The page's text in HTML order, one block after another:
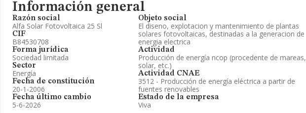
Información general
Razón social
Alfa Solar Fotovoltaica 25 Sl
CIF
B84530708
Forma jurídica
Sociedad limitada
Sector
Energía
Fecha de constitución
20-1-2006
Fecha último cambio
5-6-2026
Objeto social
El diseno, explotacion y mantenimiento de plantas
solares fotovoltaicas, destinadas a la generacion de
energia electrica
Actividad
Producción de energía ncop (procedente de mareas,
solar, etc.)
Actividad CNAE
3512 - Producción de energía eléctrica a partir de
fuentes renovables
Estado de la empresa
Viva